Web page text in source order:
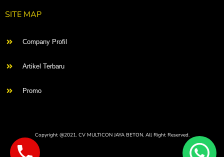
SITE MAP
Company Profil
Artikel Terbaru
Promo
Copyright @2021. CV MULTICON JAYA BETON. All Right Reserved.